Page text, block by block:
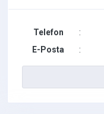
Telefon :
E-Posta
: